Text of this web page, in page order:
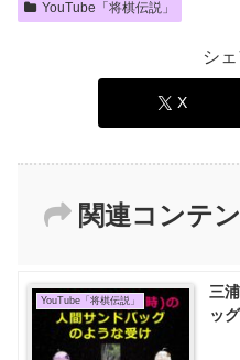
YouTube「将棋伝説」
シ
X
関連コンテ
YouTube「将棋伝説」
三
ッ